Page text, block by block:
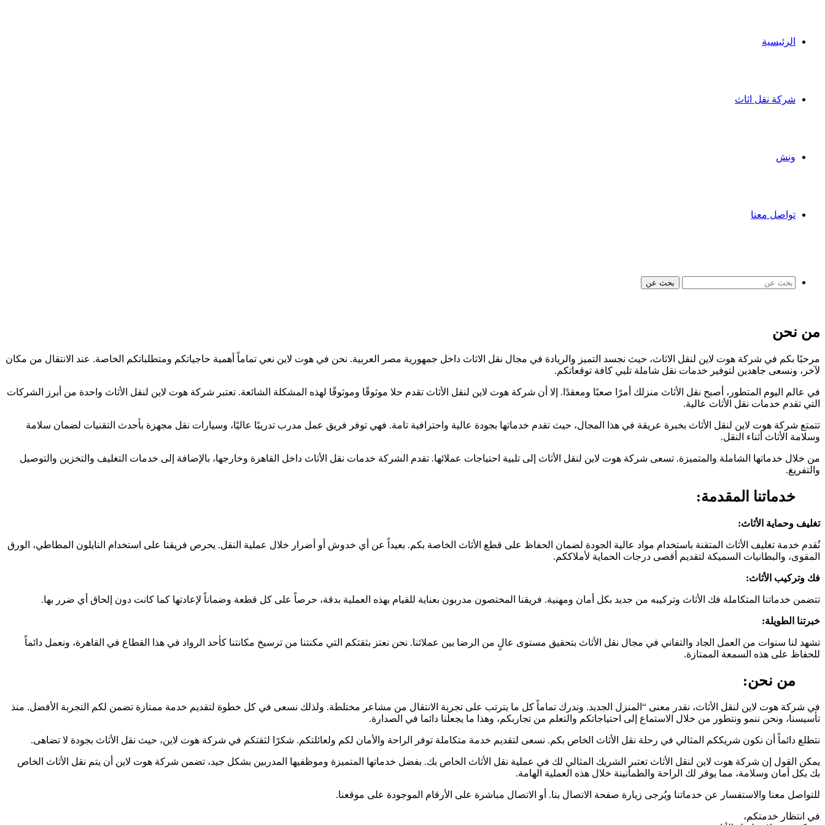
الرئيسية
شركة نقل اثاث
ونش
تواصل معنا
بحث عن
من نحن
مرحبًا بكم في شركة هوت لاين لنقل الاثاث، حيث نجسد التميز والريادة في مجال نقل الاثاث داخل جمهورية مصر العربية. نحن في هوت لاين نعي تماماً أهمية حاجياتكم ومتطلباتكم الخاصة. عند الانتقال من مكان
لآخر، ونسعى جاهدين لتوفير خدمات نقل شاملة تلبي كافة توقعاتكم.
في عالم اليوم المتطور، أصبح نقل الأثاث منزلك أمرًا صعبًا ومعقدًا. إلا أن شركة هوت لاين لنقل الأثاث تقدم حلا موثوقًا وموثوقًا لهذه المشكلة الشائعة. تعتبر شركة هوت لاين لنقل الأثاث واحدة من أبرز الشركات
التي تقدم خدمات نقل الأثاث عالية.
تتمتع شركة هوت لاين لنقل الأثاث بخبرة عريقة في هذا المجال، حيث تقدم خدماتها بجودة عالية واحترافية تامة. فهي توفر فريق عمل مدرب تدريبًا عاليًا، وسيارات نقل مجهزة بأحدث التقنيات لضمان سلامة
وسلامة الأثاث أثناء النقل.
من خلال خدماتها الشاملة والمتميزة. تسعى شركة هوت لاين لنقل الأثاث إلى تلبية احتياجات عملائها. تقدم الشركة خدمات نقل الأثاث داخل القاهرة وخارجها، بالإضافة إلى خدمات التغليف والتخزين والتوصيل
والتفريغ.
خدماتنا المقدمة:
تغليف وحماية الأثاث:
نُقدم خدمة تغليف الأثاث المتقنة باستخدام مواد عالية الجودة لضمان الحفاظ على قطع الأثاث الخاصة بكم. بعيداً عن أي خدوش أو أضرار خلال عملية النقل. يحرص فريقنا على استخدام النايلون المطاطي، الورق
المقوى، والبطانيات السميكة لتقديم أقصى درجات الحماية لأملاككم.
فك وتركيب الأثاث:
تتضمن خدماتنا المتكاملة فك الأثاث وتركيبه من جديد بكل أمان ومهنية. فريقنا المختصون مدربون بعناية للقيام بهذه العملية بدقة، حرصاً على كل قطعة وضماناً لإعادتها كما كانت دون إلحاق أي ضرر بها.
خبرتنا الطويلة:
تشهد لنا سنوات من العمل الجاد والتفاني في مجال نقل الأثاث بتحقيق مستوى عالٍ من الرضا بين عملائنا. نحن نعتز بثقتكم التي مكنتنا من ترسيخ مكانتنا كأحد الرواد في هذا القطاع في القاهرة، ونعمل دائماً
للحفاظ على هذه السمعة الممتازة.
من نحن:
في شركة هوت لاين لنقل الأثاث، نقدر معنى “المنزل الجديد. وندرك تماماً كل ما يترتب على تجربة الانتقال من مشاعر مختلطة. ولذلك نسعى في كل خطوة لتقديم خدمة ممتازة تضمن لكم التجربة الأفضل. منذ
تأسيسنا، ونحن ننمو ونتطور من خلال الاستماع إلى احتياجاتكم والتعلم من تجاربكم، وهذا ما يجعلنا دائما في الصدارة.
نتطلع دائماً أن نكون شريككم المثالي في رحلة نقل الأثاث الخاص بكم. نسعى لتقديم خدمة متكاملة توفر الراحة والأمان لكم ولعائلتكم. شكرًا لثقتكم في شركة هوت لاين، حيث نقل الأثاث بجودة لا تضاهى.
يمكن القول إن شركة هوت لاين لنقل الأثاث تعتبر الشريك المثالي لك في عملية نقل الأثاث الخاص بك. بفضل خدماتها المتميزة وموظفيها المدربين بشكل جيد، تضمن شركة هوت لاين أن يتم نقل الأثاث الخاص
بك بكل أمان وسلامة، مما يوفر لك الراحة والطمأنينة خلال هذه العملية الهامة.
للتواصل معنا والاستفسار عن خدماتنا ويُرجى زيارة صفحة الاتصال بنا. أو الاتصال مباشرة على الأرقام الموجودة على موقعنا.
في انتظار خدمتكم،